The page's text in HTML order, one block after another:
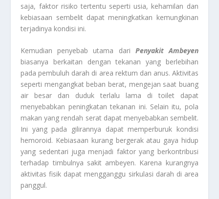
saja, faktor risiko tertentu seperti usia, kehamilan dan
kebiasaan sembelit dapat meningkatkan kemungkinan
terjadinya kondisi ini.
Kemudian penyebab utama dari Penyakit Ambeyen
biasanya berkaitan dengan tekanan yang berlebihan
pada pembuluh darah di area rektum dan anus. Aktivitas
seperti mengangkat beban berat, mengejan saat buang
air besar dan duduk terlalu lama di toilet dapat
menyebabkan peningkatan tekanan ini. Selain itu, pola
makan yang rendah serat dapat menyebabkan sembelit.
Ini yang pada gilirannya dapat memperburuk kondisi
hemoroid. Kebiasaan kurang bergerak atau gaya hidup
yang sedentari juga menjadi faktor yang berkontribusi
terhadap timbulnya sakit ambeyen. Karena kurangnya
aktivitas fisik dapat mengganggu sirkulasi darah di area
panggul.